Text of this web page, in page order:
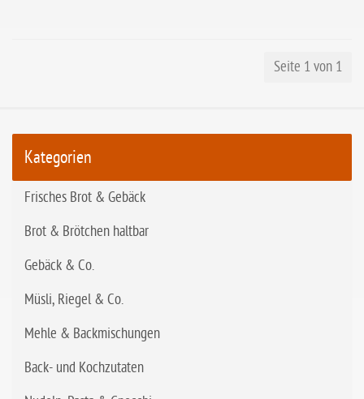
Seite 1 von 1
Kategorien
Frisches Brot & Gebäck
Brot & Brötchen haltbar
Gebäck & Co.
Müsli, Riegel & Co.
Mehle & Backmischungen
Back- und Kochzutaten